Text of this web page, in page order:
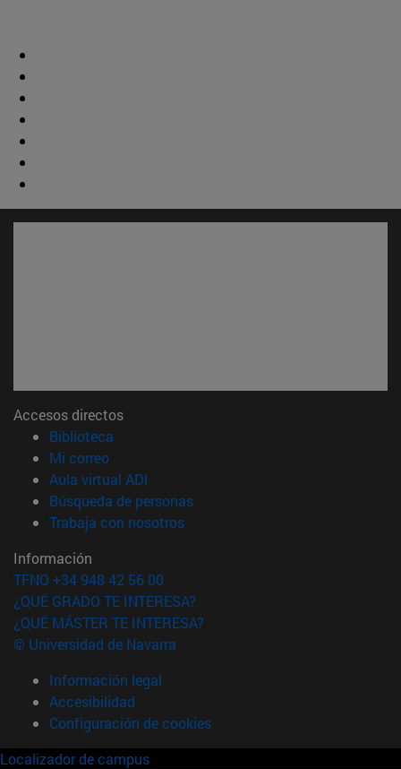
Accesos directos
Biblioteca
Mi correo(abre en nueva ventana)
Aula virtual ADI
Búsqueda de personas(abre en nueva ventana)
Trabaja con nosotros(abre en nueva ventana)
Información
TFNO +34 948 42 56 00
¿QUÉ GRADO TE INTERESA?
¿QUÉ MÁSTER TE INTERESA?
© Universidad de Navarra
Información legal
Accesibilidad
Configuración de cookies
Localizador de campus